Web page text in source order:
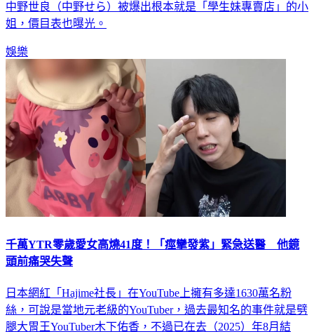
中野世良（中野せら）被爆出根本就是「學生妹專賣店」的小
姐，價目表也曝光。
娛樂
千萬YTR零歲愛女高燒41度！「痙攣發紫」緊急送醫 他鏡
頭前痛哭失聲
日本網紅「Hajime社長」在YouTube上擁有多達1630萬名粉
絲，可說是當地元老級的YouTuber，過去最知名的事件就是劈
腿大胃王YouTuber木下佑香，不過已在去（2025）年8月結